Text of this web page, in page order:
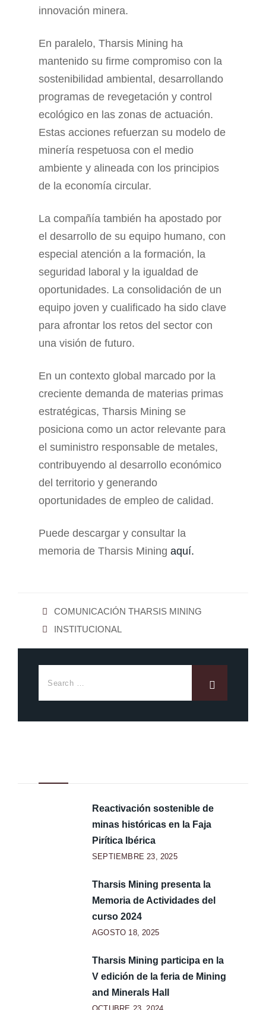
innovación minera.
En paralelo, Tharsis Mining ha
mantenido su firme compromiso con la
sostenibilidad ambiental, desarrollando
programas de revegetación y control
ecológico en las zonas de actuación.
Estas acciones refuerzan su modelo de
minería respetuosa con el medio
ambiente y alineada con los principios
de la economía circular.
La compañía también ha apostado por
el desarrollo de su equipo humano, con
especial atención a la formación, la
seguridad laboral y la igualdad de
oportunidades. La consolidación de un
equipo joven y cualificado ha sido clave
para afrontar los retos del sector con
una visión de futuro.
En un contexto global marcado por la
creciente demanda de materias primas
estratégicas, Tharsis Mining se
posiciona como un actor relevante para
el suministro responsable de metales,
contribuyendo al desarrollo económico
del territorio y generando
oportunidades de empleo de calidad.
Puede descargar y consultar la
memoria de Tharsis Mining aquí.
COMUNICACIÓN THARSIS MINING
INSTITUCIONAL
Reactivación sostenible de
minas históricas en la Faja
Pirítica Ibérica
SEPTIEMBRE 23, 2025
Tharsis Mining presenta la
Memoria de Actividades del
curso 2024
AGOSTO 18, 2025
Tharsis Mining participa en la
V edición de la feria de Mining
and Minerals Hall